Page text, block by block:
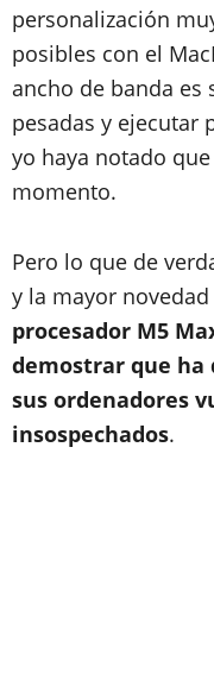
personalización
posibles con el
ancho de banda es
pesadas y ejecutar
yo haya notado
momento.
Pero lo que de
y la mayor
procesador M5
demostrar que ha
sus ordenadores
insospechados.